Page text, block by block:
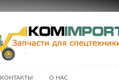
КОНТАКТЫ О НАС